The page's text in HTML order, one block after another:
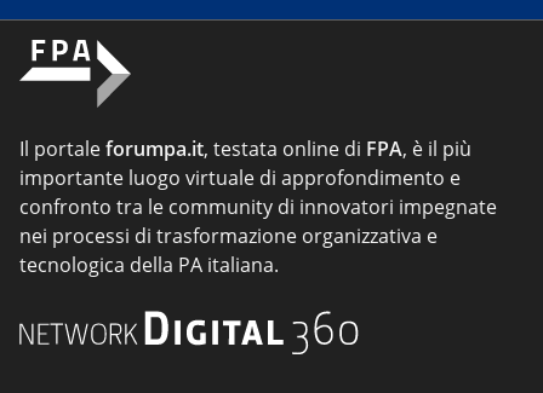
Il portaleforumpa.it, testata online di FPA, è il più
importante luogo virtuale di approfondimento e
confronto tra le community di innovatori impegnate
nei processi di trasformazione organizzativa e
tecnologica della PA italiana.